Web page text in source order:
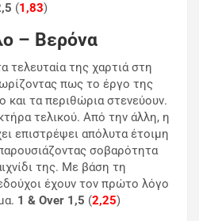
(1,83)
– Βερόνα
τελευταία της χαρτιά στη
πως το έργο της
και τα περιθώρια στενεύουν.
τελικού. Από την άλλη, η
επιστρέψει απόλυτα έτοιμη
σοβαρότητα
της. Με βάση τη
έχουν τον πρώτο λόγο
1 & Over 1,5 (2,25)